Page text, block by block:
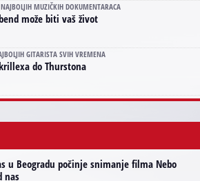
NAJBOLJIH MUZIČKIH DOKUMENTARACA
može biti vaš život
GITARISTA SVIH VREMENA
do Thurstona
u Beogradu počinje snimanje filma Nebo
nas